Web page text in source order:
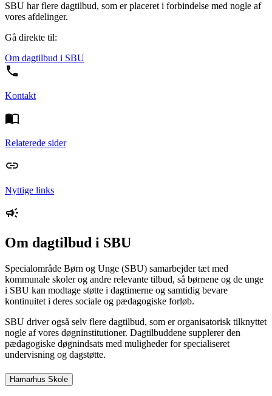
SBU har flere dagtilbud, som er placeret i forbindelse med nogle af
vores afdelinger.
Gå direkte til:
Om dagtilbud i SBU
Kontakt
Relaterede sider
Nyttige links
Om dagtilbud i SBU
Specialområde Børn og Unge (SBU) samarbejder tæt med
kommunale skoler og andre relevante tilbud, så børnene og de unge
i SBU kan modtage støtte i dagtimerne og samtidig bevare
kontinuitet i deres sociale og pædagogiske forløb.
SBU driver også selv flere dagtilbud, som er organisatorisk tilknyttet
nogle af vores døgninstitutioner. Dagtilbuddene supplerer den
pædagogiske døgnindsats med muligheder for specialiseret
undervisning og dagstøtte.
Hamarhus Skole